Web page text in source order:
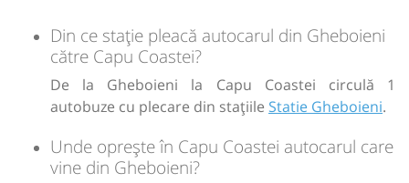
Din ce stație pleacă autocarul din Gheboieni
către Capu Coastei?
De la Gheboieni la Capu Coastei circulă 1
autobuze cu plecare din stațiile Statie Gheboieni.
Unde oprește în Capu Coastei autocarul care
vine din Gheboieni?